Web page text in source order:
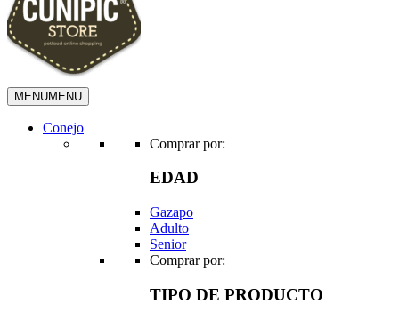
MENUMENU
Conejo
Comprar por:
EDAD
Gazapo
Adulto
Senior
Comprar por:
TIPO DE PRODUCTO